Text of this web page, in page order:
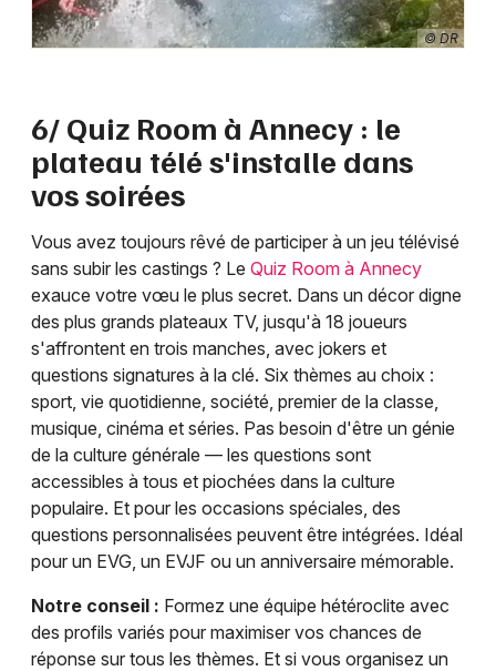
© DR
6/ Quiz Room à Annecy : le
plateau télé s'installe dans
vos soirées
Vous avez toujours rêvé de participer à un jeu télévisé
sans subir les castings ? Le Quiz Room à Annecy
exauce votre vœu le plus secret. Dans un décor digne
des plus grands plateaux TV, jusqu'à 18 joueurs
s'affrontent en trois manches, avec jokers et
questions signatures à la clé. Six thèmes au choix :
sport, vie quotidienne, société, premier de la classe,
musique, cinéma et séries. Pas besoin d'être un génie
de la culture générale — les questions sont
accessibles à tous et piochées dans la culture
populaire. Et pour les occasions spéciales, des
questions personnalisées peuvent être intégrées. Idéal
pour un EVG, un EVJF ou un anniversaire mémorable.
Notre conseil : Formez une équipe hétéroclite avec
des profils variés pour maximiser vos chances de
réponse sur tous les thèmes. Et si vous organisez un